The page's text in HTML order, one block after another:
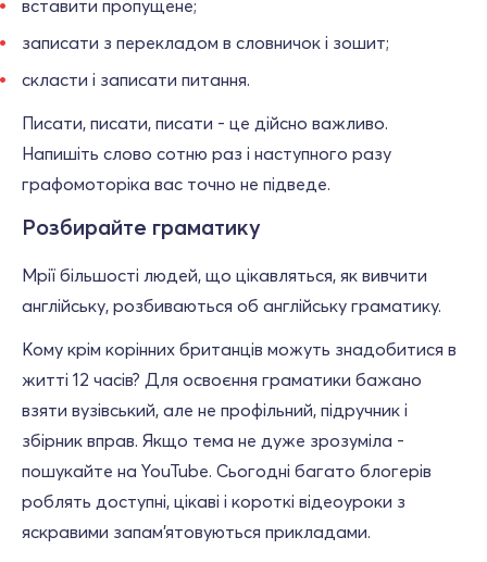
вставити пропущене;
записати з перекладом в словничок і зошит;
скласти і записати питання.
Писати, писати, писати - це дійсно важливо.
Напишіть слово сотню раз і наступного разу
графомоторіка вас точно не підведе.
Розбирайте граматику
Мрії більшості людей, що цікавляться, як вивчити
англійську, розбиваються об англійську граматику.
Кому крім корінних британців можуть знадобитися в
житті 12 часів? Для освоєння граматики бажано
взяти вузівський, але не профільний, підручник і
збірник вправ. Якщо тема не дуже зрозуміла -
пошукайте на YouTube. Сьогодні багато блогерів
роблять доступні, цікаві і короткі відеоуроки з
яскравими запам'ятовуються прикладами.